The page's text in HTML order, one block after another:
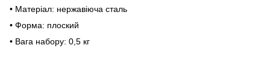
• Матеріал: нержавіюча сталь
• Форма: плоский
• Вага набору: 0,5 кг